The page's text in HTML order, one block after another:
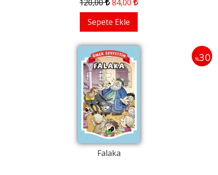
120,00 84,00
Sepete Ekle
%30
Falaka